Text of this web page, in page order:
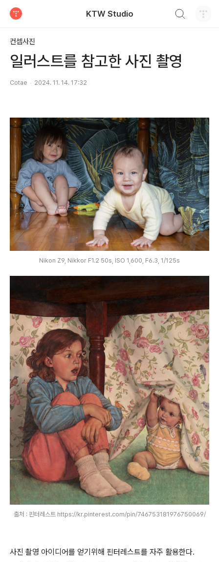
KTW Studio
컨셉사진
일러스트를 참고한 사진 촬영
Cotae 2024. 11. 14. 17:32
Nikon Z9, Nikkor F1.2 50s, ISO 1,600, F6.3, 1/125s
출처 : 핀터레스트 https://kr.pinterest.com/pin/746753181976750069/
사진 촬영 아이디어를 얻기위해 핀터레스트를 자주 활용한다.